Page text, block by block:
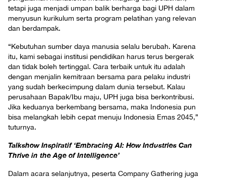
tetapi juga menjadi umpan balik berharga bagi UPH dalam
menyusun kurikulum serta program pelatihan yang relevan
dan berdampak.
“Kebutuhan sumber daya manusia selalu berubah. Karena
itu, kami sebagai institusi pendidikan harus terus bergerak
dan tidak boleh tertinggal. Cara terbaik untuk itu adalah
dengan menjalin kemitraan bersama para pelaku industri
yang sudah berkecimpung dalam dunia tersebut. Kalau
perusahaan Bapak/Ibu maju, UPH juga bisa berkontribusi.
Jika keduanya berkembang bersama, maka Indonesia pun
bisa melangkah lebih cepat menuju Indonesia Emas 2045,”
tuturnya.
TalkshowInspiratif ‘Embracing AI: How Industries Can
Thrive in the Age of Intelligence’
Dalam acara selanjutnya, peserta Company Gathering juga